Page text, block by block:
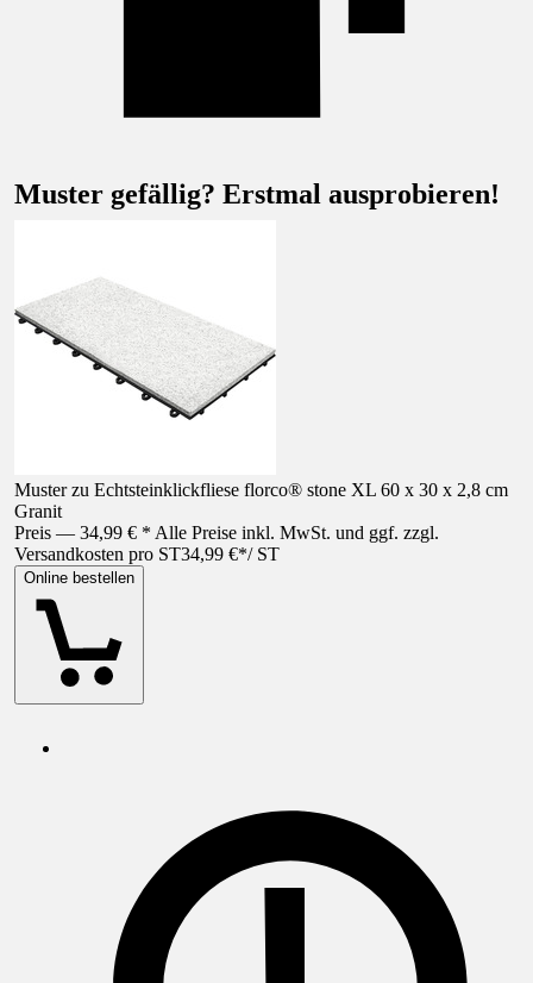
Muster gefällig? Erstmal ausprobieren!
Muster zu Echtsteinklickfliese florco® stone XL 60 x 30 x 2,8 cm
Granit
Preis — 34,99 € * Alle Preise inkl. MwSt. und ggf. zzgl.
Versandkosten pro ST34,99 €*/ ST
Online bestellen